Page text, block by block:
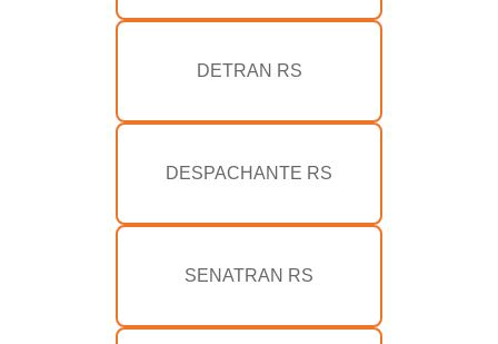
DETRAN RS
DESPACHANTE RS
SENATRAN RS